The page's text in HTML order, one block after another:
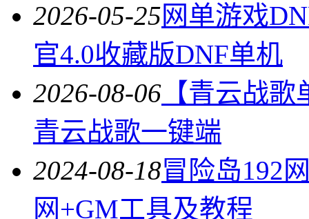
2026-05-25网单游戏
官4.0收藏版DNF单机
2026-08-06 【青云战
青云战歌一键端
2024-08-18冒险岛192
网+GM工具及教程